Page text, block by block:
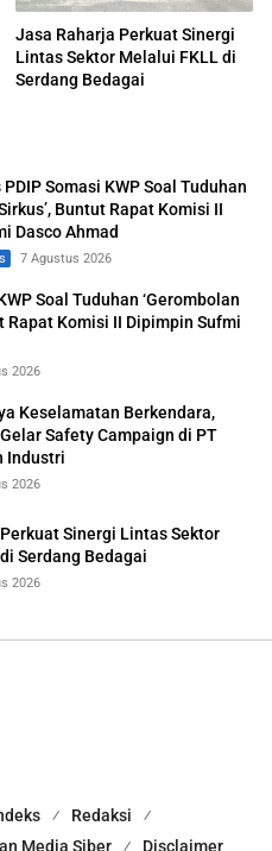
Jasa Raharja Perkuat Sinergi
Lintas Sektor Melalui FKLL di
Serdang Bedagai
Somasi KWP Soal Tuduhan
Buntut Rapat Komisi II
Dasco Ahmad
7 Agustus 2026
Soal Tuduhan ‘Gerombolan
Rapat Komisi II Dipimpin Sufmi
2026
Keselamatan Berkendara,
Safety Campaign di PT
Industri
2026
Sinergi Lintas Sektor
Serdang Bedagai
2026
Redaksi
Media Siber Disclaimer